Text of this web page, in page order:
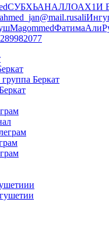
СУБХЬАНАЛЛОАХ1И
ahmed_jan@mail.rusali
MagommedФатимаАли
Беркат